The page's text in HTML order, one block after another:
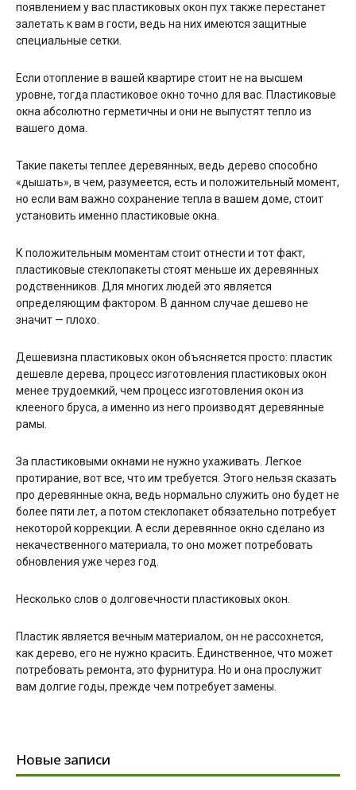
появлением у вас пластиковых окон пух также перестанет
залетать к вам в гости, ведь на них имеются защитные
специальные сетки.
Если отопление в вашей квартире стоит не на высшем
уровне, тогда пластиковое окно точно для вас. Пластиковые
окна абсолютно герметичны и они не выпустят тепло из
вашего дома.
Такие пакеты теплее деревянных, ведь дерево способно
«дышать», в чем, разумеется, есть и положительный момент,
но если вам важно сохранение тепла в вашем доме, стоит
установить именно пластиковые окна.
К положительным моментам стоит отнести и тот факт,
пластиковые стеклопакеты стоят меньше их деревянных
родственников. Для многих людей это является
определяющим фактором. В данном случае дешево не
значит — плохо.
Дешевизна пластиковых окон объясняется просто: пластик
дешевле дерева, процесс изготовления пластиковых окон
менее трудоемкий, чем процесс изготовления окон из
клееного бруса, а именно из него производят деревянные
рамы.
За пластиковыми окнами не нужно ухаживать. Легкое
протирание, вот все, что им требуется. Этого нельзя сказать
про деревянные окна, ведь нормально служить оно будет не
более пяти лет, а потом стеклопакет обязательно потребует
некоторой коррекции. А если деревянное окно сделано из
некачественного материала, то оно может потребовать
обновления уже через год.
Несколько слов о долговечности пластиковых окон.
Пластик является вечным материалом, он не рассохнется,
как дерево, его не нужно красить. Единственное, что может
потребовать ремонта, это фурнитура. Но и она прослужит
вам долгие годы, прежде чем потребует замены.
Новые записи